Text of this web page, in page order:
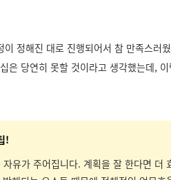
정해진 대로 진행되어서 참 만족스러
은 당연히 못할 것이라고 생각했는데,
!
유가 주어집니다. 계획을 잘 한다면 더